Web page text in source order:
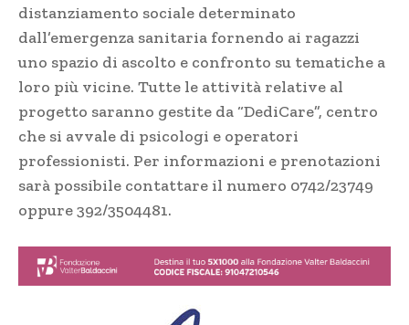
distanziamento sociale determinato
dall’emergenza sanitaria fornendo ai ragazzi
uno spazio di ascolto e confronto su tematiche a
loro più vicine. Tutte le attività relative al
progetto saranno gestite da “DediCare”, centro
che si avvale di psicologi e operatori
professionisti. Per informazioni e prenotazioni
sarà possibile contattare il numero 0742/23749
oppure 392/3504481.